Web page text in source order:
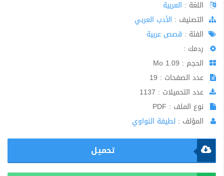
اللغة : العربية
اﻟﺘﺼﻨﻴﻒ : الأدب العربي
الفئة : قصص عربية
ردمك :
الحجم : 1.09 Mo
عدد الصفحات : 19
عدد التحميلات : 1137
نوع الملف : PDF
المؤلف : لطيفة النواوي
تحميل